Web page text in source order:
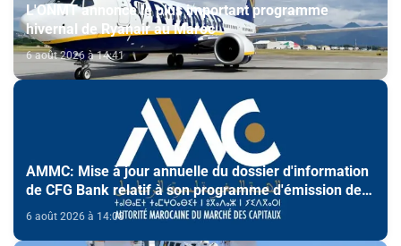
L'ONMT annonce le plus important programme
hivernal de Ryanair au Maroc
6 août 2026 à 14:41
AMMC: Mise à jour annuelle du dossier d'information
de CFG Bank relatif à son programme d'émission de
certificats de dépôt
6 août 2026 à 14:08